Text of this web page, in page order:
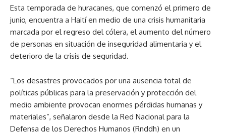
Esta temporada de huracanes, que comenzó el primero de
junio, encuentra a Haití en medio de una crisis humanitaria
marcada por el regreso del cólera, el aumento del número
de personas en situación de inseguridad alimentaria y el
deterioro de la crisis de seguridad.
“Los desastres provocados por una ausencia total de
políticas públicas para la preservación y protección del
medio ambiente provocan enormes pérdidas humanas y
materiales”, señalaron desde la Red Nacional para la
Defensa de los Derechos Humanos (Rnddh) en un